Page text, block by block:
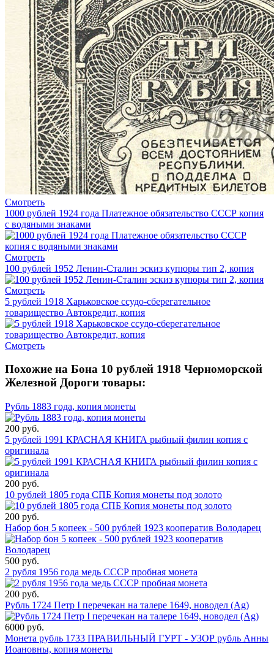
Смотреть
1000 рублей 1924 года Платежное обязательство СССР копия
с водяными знаками
Смотреть
100 рублей 1952 Ленин-Сталин эскиз купюры тип 2, копия
Смотреть
5 рублей 1918 Харьковское ссудо-сберегательное
товарищество Автокредит, копия
Смотреть
Похожие на Бона 10 рублей 1918 Черноморской
Железной Дороги товары:
Рубль 1883 года, копия монеты
200 руб.
5 рублей 1991 КРАСНАЯ КНИГА рыбный филин копия с
оригинала
200 руб.
10 рублей 1805 года СПБ Копия монеты под золото
200 руб.
Набор бон 5 копеек - 500 рублей 1923 кооператив Володарец
500 руб.
2 рубля 1956 года медь СССР пробная монета
200 руб.
Рубль 1724 Петр I перечекан на талере 1649, новодел (Ag)
6000 руб.
Монета рубль 1733 ПРАВИЛЬНЫЙ ГУРТ - УЗОР рубль Анны
Иоановны, копия монеты